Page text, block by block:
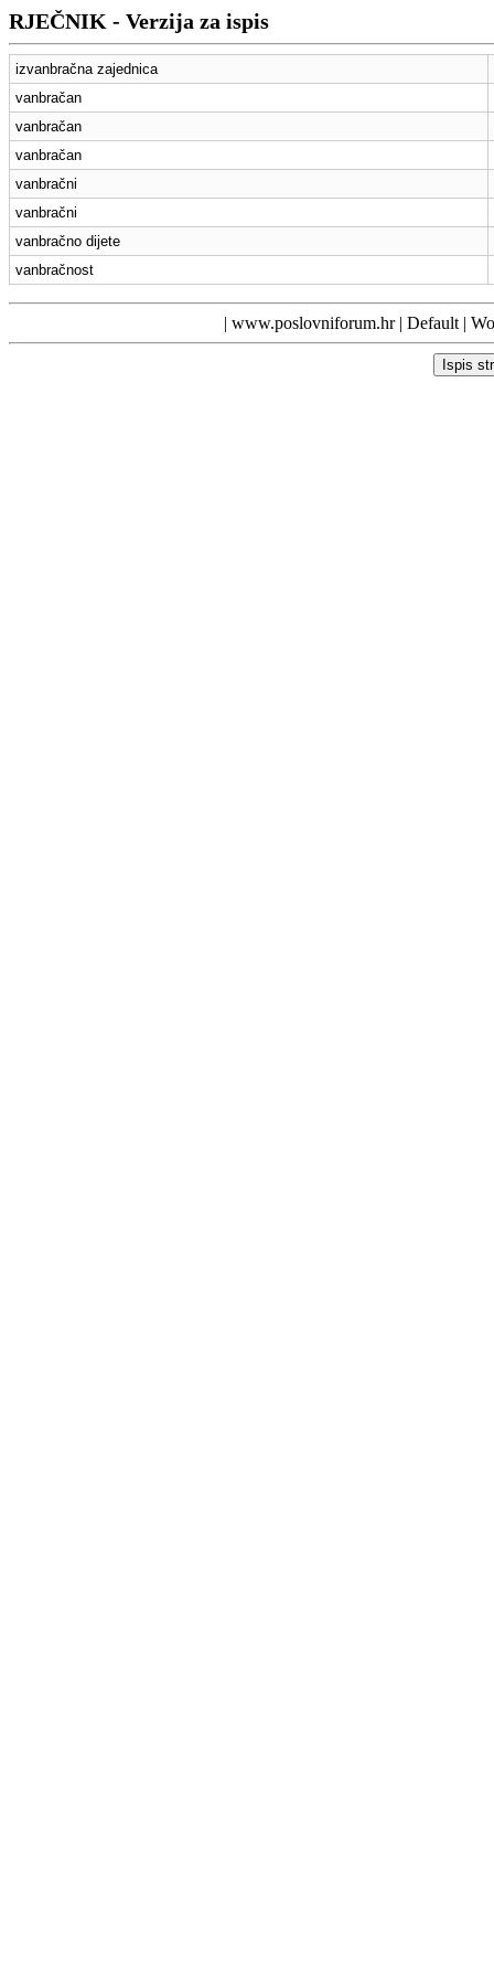
RJEČNIK - Verzija za ispis
izvanbračna zajednica
vanbračan
vanbračan
vanbračan
vanbračni
vanbračni
vanbračno dijete
vanbračnost
| www.poslovniforum.hr| Default |